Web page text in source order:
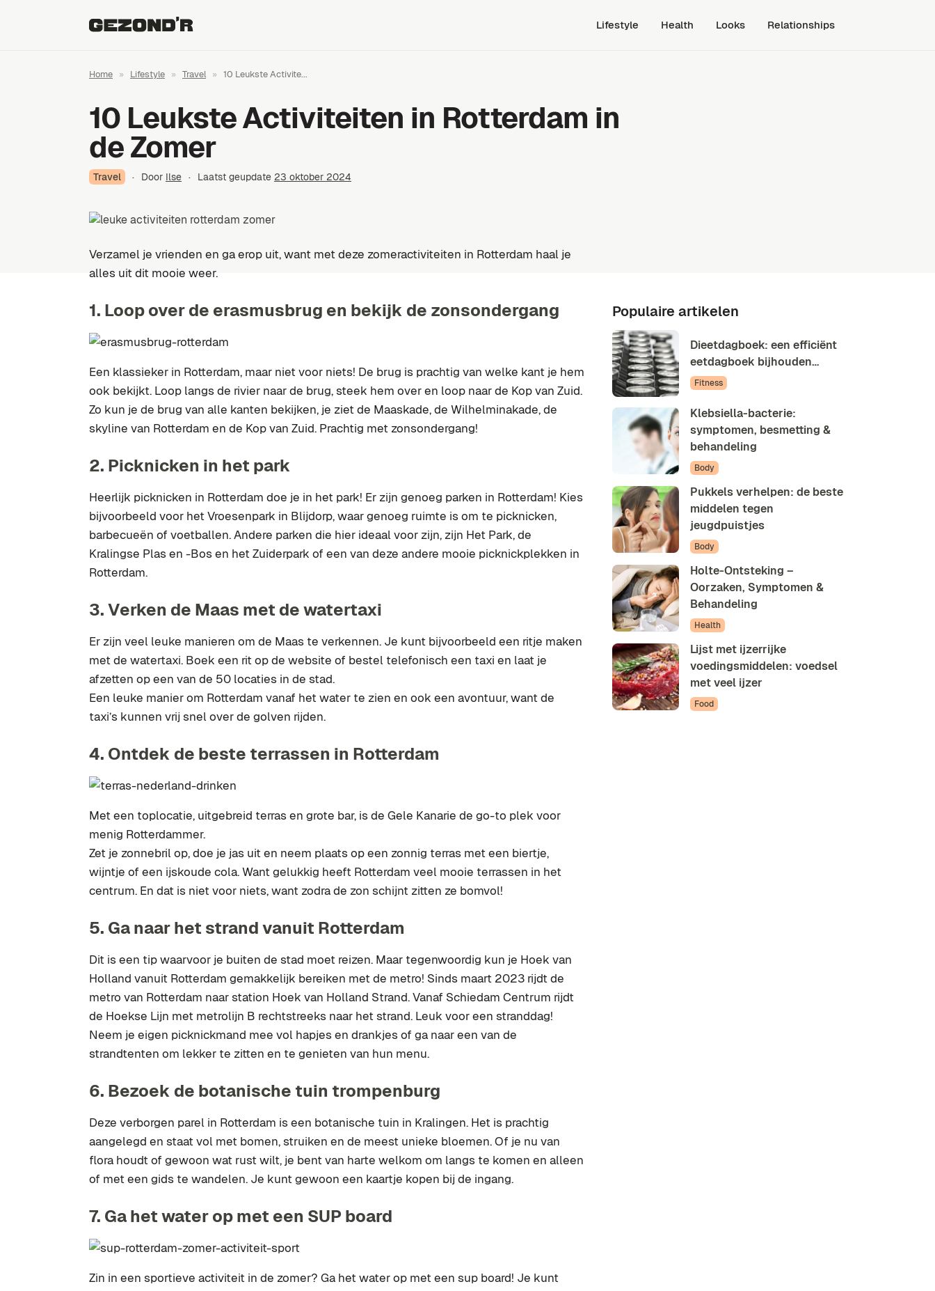
Lifestyle Health Looks Relationships
Home » Lifestyle » Travel » 10 Leukste Activite...
10 Leukste Activiteiten in Rotterdam in
de Zomer
Travel · Door Ilse · Laatst geupdate 23 oktober 2024
Verzamel je vrienden en ga erop uit, want met deze zomeractiviteiten in Rotterdam haal je
alles uit dit mooie weer.
1. Loop over de erasmusbrug en bekijk de zonsondergang
Een klassieker in Rotterdam, maar niet voor niets! De brug is prachtig van welke kant je hem
ook bekijkt. Loop langs de rivier naar de brug, steek hem over en loop naar de Kop van Zuid.
Zo kun je de brug van alle kanten bekijken, je ziet de Maaskade, de Wilhelminakade, de
skyline van Rotterdam en de Kop van Zuid. Prachtig met zonsondergang!
2. Picknicken in het park
Heerlijk picknicken in Rotterdam doe je in het park! Er zijn genoeg parken in Rotterdam! Kies
bijvoorbeeld voor het Vroesenpark in Blijdorp, waar genoeg ruimte is om te picknicken,
barbecueën of voetballen. Andere parken die hier ideaal voor zijn, zijn Het Park, de
Kralingse Plas en -Bos en het Zuiderpark of een van deze andere mooie picknickplekken in
Rotterdam.
3. Verken de Maas met de watertaxi
Er zijn veel leuke manieren om de Maas te verkennen. Je kunt bijvoorbeeld een ritje maken
met de watertaxi. Boek een rit op de website of bestel telefonisch een taxi en laat je
afzetten op een van de 50 locaties in de stad.
Een leuke manier om Rotterdam vanaf het water te zien en ook een avontuur, want de
taxi’s kunnen vrij snel over de golven rijden.
4. Ontdek de beste terrassen in Rotterdam
Met een toplocatie, uitgebreid terras en grote bar, is de Gele Kanarie de go-to plek voor
menig Rotterdammer.
Zet je zonnebril op, doe je jas uit en neem plaats op een zonnig terras met een biertje,
wijntje of een ijskoude cola. Want gelukkig heeft Rotterdam veel mooie terrassen in het
centrum. En dat is niet voor niets, want zodra de zon schijnt zitten ze bomvol!
5. Ga naar het strand vanuit Rotterdam
Dit is een tip waarvoor je buiten de stad moet reizen. Maar tegenwoordig kun je Hoek van
Holland vanuit Rotterdam gemakkelijk bereiken met de metro! Sinds maart 2023 rijdt de
metro van Rotterdam naar station Hoek van Holland Strand. Vanaf Schiedam Centrum rijdt
de Hoekse Lijn met metrolijn B rechtstreeks naar het strand. Leuk voor een stranddag!
Neem je eigen picknickmand mee vol hapjes en drankjes of ga naar een van de
strandtenten om lekker te zitten en te genieten van hun menu.
6. Bezoek de botanische tuin trompenburg
Deze verborgen parel in Rotterdam is een botanische tuin in Kralingen. Het is prachtig
aangelegd en staat vol met bomen, struiken en de meest unieke bloemen. Of je nu van
flora houdt of gewoon wat rust wilt, je bent van harte welkom om langs te komen en alleen
of met een gids te wandelen. Je kunt gewoon een kaartje kopen bij de ingang.
7. Ga het water op met een SUP board
Zin in een sportieve activiteit in de zomer? Ga het water op met een sup board! Je kunt
Populaire artikelen
Dieetdagboek: een efficiënt
eetdagboek bijhouden…
Fitness
Klebsiella-bacterie:
symptomen, besmetting &
behandeling
Body
Pukkels verhelpen: de beste
middelen tegen
jeugdpuistjes
Body
Holte-Ontsteking –
Oorzaken, Symptomen &
Behandeling
Health
Lijst met ijzerrijke
voedingsmiddelen: voedsel
met veel ijzer
Food